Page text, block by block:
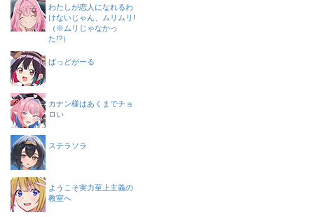
わたしが恋人になれるわ
けないじゃん、ムリムリ!
（※ムリじゃなかっ
た!?）
ばっどがーる
カナン様はあくまでチョ
ロい
ステラソラ
ようこそ実力至上主義の
教室へ